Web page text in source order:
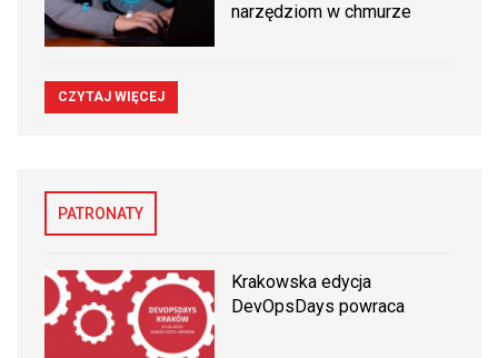
narzędziom w chmurze
CZYTAJ WIĘCEJ
PATRONATY
Krakowska edycja
DevOpsDays powraca